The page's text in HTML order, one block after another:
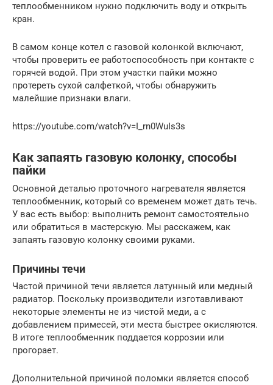
теплообменником нужно подключить воду и открыть
кран.
В самом конце котел с газовой колонкой включают,
чтобы проверить ее работоспособность при контакте с
горячей водой. При этом участки пайки можно
протереть сухой салфеткой, чтобы обнаружить
малейшие признаки влаги.
https://youtube.com/watch?v=I_rn0WuIs3s
Как запаять газовую колонку, способы
пайки
Основной деталью проточного нагревателя является
теплообменник, который со временем может дать течь.
У вас есть выбор: выполнить ремонт самостоятельно
или обратиться в мастерскую. Мы расскажем, как
запаять газовую колонку своими руками.
Причины течи
Частой причиной течи является латунный или медный
радиатор. Поскольку производители изготавливают
некоторые элементы не из чистой меди, а с
добавлением примесей, эти места быстрее окисляются.
В итоге теплообменник поддается коррозии или
прогорает.
Дополнительной причиной поломки является способ